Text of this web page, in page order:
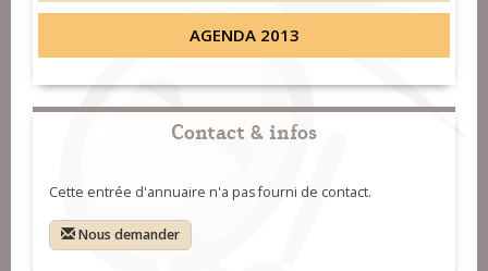
AGENDA 2013
Contact & infos
Cette entrée d'annuaire n'a pas fourni de contact.
Nous demander